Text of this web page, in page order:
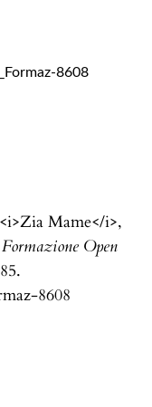
8608
Mame</i>,
Open
8608